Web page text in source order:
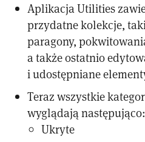
Aplikacja Utilities
przydatne kolekcje,
paragony,
a także ostatnio
i udostępniane
Teraz wszystkie
wyglądają następująco:
Ukryte